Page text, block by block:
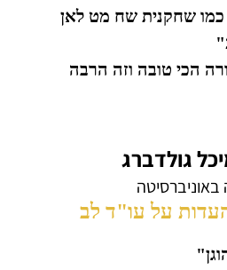
שחקנית שח מט לאן
הכי טובה וזה הרבה
גולדברג
על עו"ד לב